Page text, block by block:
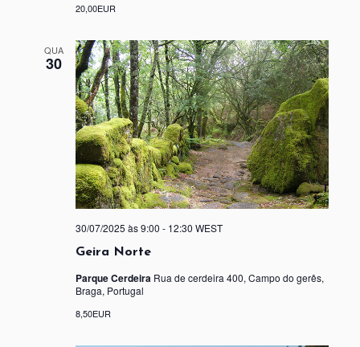
20,00EUR
QUA
30
Geira Norte
30/07/2025 às 9:00 - 12:30 WEST
Parque Cerdeira Rua de cerdeira 400, Campo do gerês,
Braga, Portugal
8,50EUR